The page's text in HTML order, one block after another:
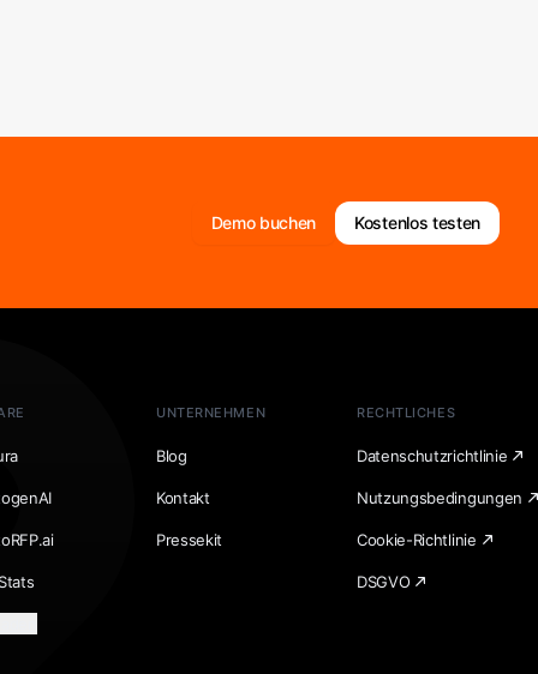
Demo buchen Kostenlos testen
UNTERNEHMEN
Blog
Kontakt
Pressekit
RECHTLICHES
Datenschutzrichtlinie
Nutzungsbedingungen
Cookie-Richtlinie
DSGVO